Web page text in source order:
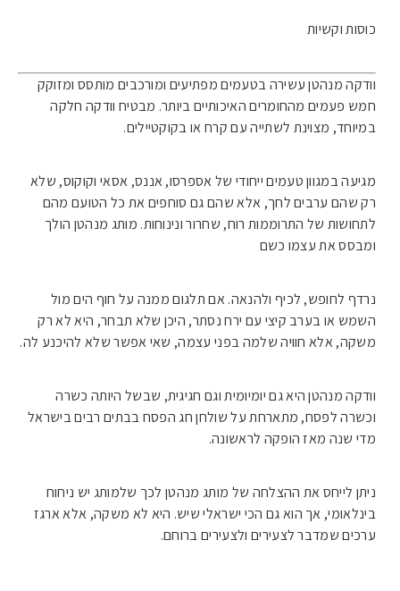
כוסות וקשיות
וודקה מנהטן עשירה בטעמים מפתיעים ומורכבים מותסס ומזוקק
חמש פעמים מהחומרים האיכותיים ביותר. מבטיח וודקה חלקה
במיוחד, מצוינת לשתייה עם קרח או בקוקטיילים.
מגיעה במגוון טעמים ייחודי של אספרסו, אננס, אסאי וקוקוס, שלא
רק שהם ערבים לחך, אלא שהם גם סוחפים את כל הטועם מהם
לתחושות של התרוממות רוח, שחרור ונינוחות. מותג מנהטן הולך
ומבסס את עצמו כשם
נרדף לחופש, לכיף ולהנאה. אם תלגום ממנה על חוף הים מול
השמש או בערב קיצי עם ירח נסתר, היכן שלא תבחר, היא לא רק
משקה, אלא חוויה שלמה בפני עצמה, שאי אפשר שלא להיכנע לה.
וודקה מנהטן היא גם יומיומית וגם חגיגית, שבשל היותה כשרה
וכשרה לפסח, מתארחת על שולחן חג הפסח בבתים רבים בישראל
מדי שנה מאז הופקה לראשונה.
ניתן לייחס את ההצלחה של מותג מנהטן לכך שלמותג יש ניחוח
בינלאומי, אך הוא גם הכי ישראלי שיש. היא לא משקה, אלא ארגז
ערכים שמדבר לצעירים ולצעירים ברוחם.